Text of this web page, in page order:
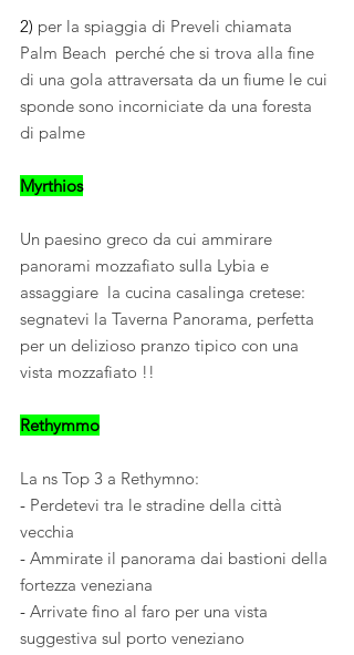
2) per la spiaggia di Preveli chiamata
Palm Beach  perché che si trova alla fine
di una gola attraversata da un fiume le cui
sponde sono incorniciate da una foresta
di palme
Myrthios
Un paesino greco da cui ammirare
panorami mozzafiato sulla Lybia e
assaggiare  la cucina casalinga cretese:
segnatevi la Taverna Panorama, perfetta
per un delizioso pranzo tipico con una
vista mozzafiato !!
Rethymmo
La ns Top 3 a Rethymno:
- Perdetevi tra le stradine della città
vecchia
- Ammirate il panorama dai bastioni della
fortezza veneziana
- Arrivate fino al faro per una vista
suggestiva sul porto veneziano